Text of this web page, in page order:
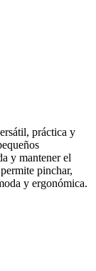
práctica y
y mantener el
pinchar,
y ergonómica.